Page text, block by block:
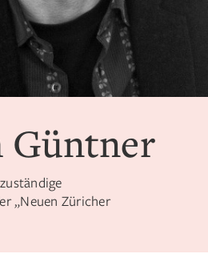
Güntner
„Neuen Züricher